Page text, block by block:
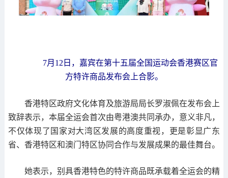
7月12日，嘉宾在第十五届全国运动会香港赛区官
方特许商品发布会上合影。
香港特区政府文化体育及旅游局局长罗淑佩在发布会上
致辞表示，本届全运会首次由粤港澳共同承办，意义非凡，
不仅体现了国家对大湾区发展的高度重视，更是彰显广东
省、香港特区和澳门特区协同合作与发展成果的最佳舞台。
她表示，别具香港特色的特许商品既承载着全运会的精